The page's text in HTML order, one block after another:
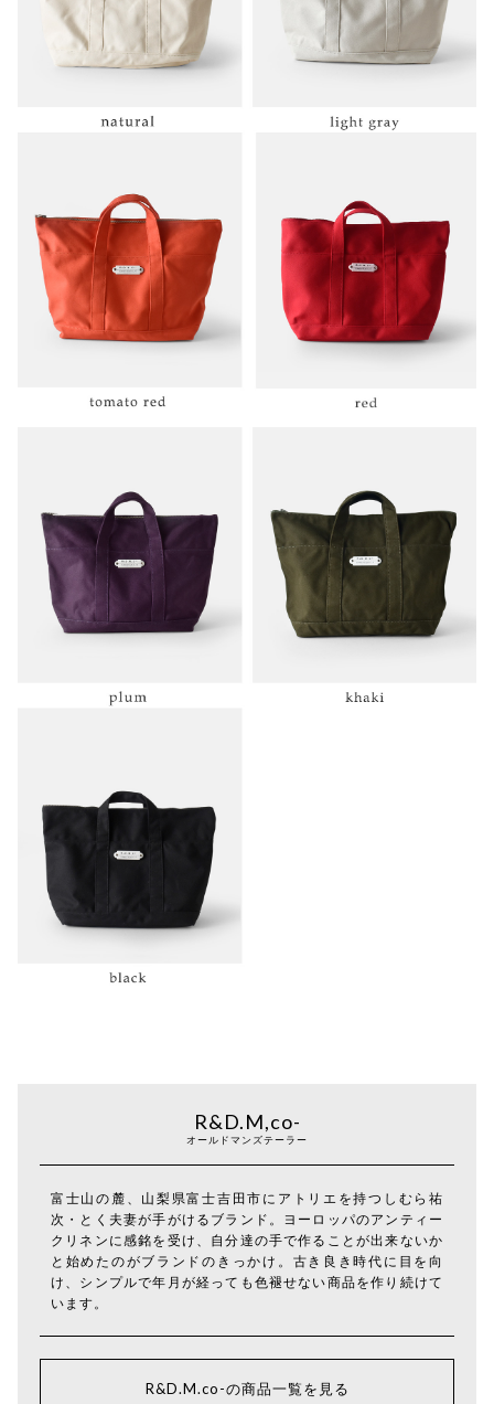
R&D.M,co-
オールドマンズテーラー
富士山の麓、山梨県富士吉田市にアトリエを持つしむら祐
次・とく夫妻が手がけるブランド。ヨーロッパのアンティー
クリネンに感銘を受け、自分達の手で作ることが出来ないか
と始めたのがブランドのきっかけ。古き良き時代に目を向
け、シンプルで年月が経っても色褪せない商品を作り続けて
います。
R&D.M.co-の商品一覧を見る